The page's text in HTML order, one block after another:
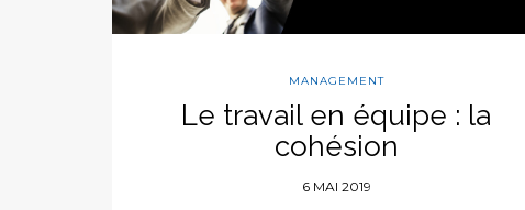
MANAGEMENT
Le travail en équipe : la
cohésion
6 MAI 2019